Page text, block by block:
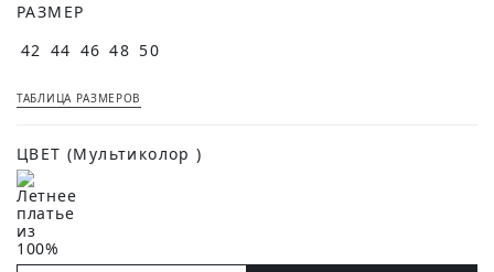
РАЗМЕР
42 44 46 48 50
ТАБЛИЦА РАЗМЕРОВ
ЦВЕТ (Мультиколор )